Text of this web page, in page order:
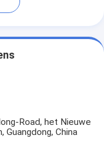
Road, het Nieuwe
Guangdong, China